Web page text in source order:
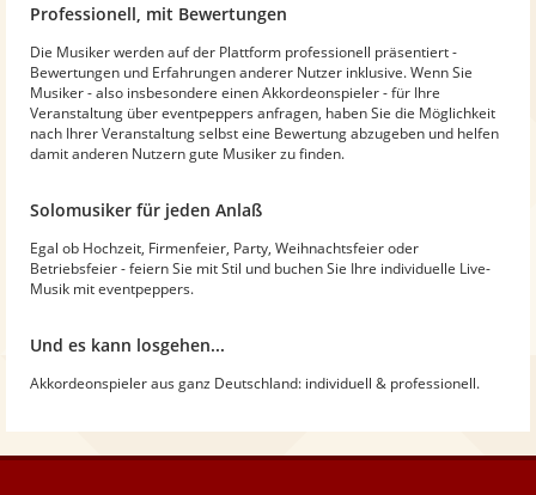
Professionell, mit Bewertungen
Die Musiker werden auf der Plattform professionell präsentiert -
Bewertungen und Erfahrungen anderer Nutzer inklusive. Wenn Sie
Musiker - also insbesondere einen Akkordeonspieler - für Ihre
Veranstaltung über eventpeppers anfragen, haben Sie die Möglichkeit
nach Ihrer Veranstaltung selbst eine Bewertung abzugeben und helfen
damit anderen Nutzern gute Musiker zu finden.
Solomusiker für jeden Anlaß
Egal ob Hochzeit, Firmenfeier, Party, Weihnachtsfeier oder
Betriebsfeier - feiern Sie mit Stil und buchen Sie Ihre individuelle Live-
Musik mit eventpeppers.
Und es kann losgehen...
Akkordeonspieler aus ganz Deutschland: individuell & professionell.